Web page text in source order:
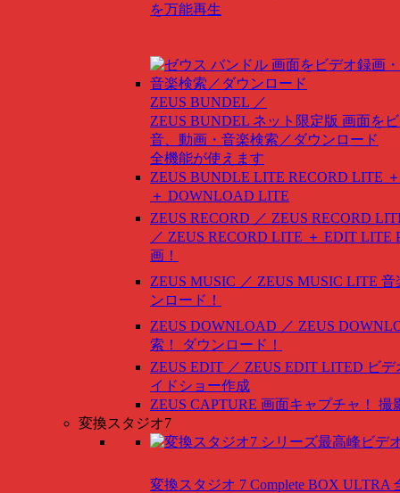
を万能再生
ZEUS BUNDEL ／
ZEUS BUNDEL ネット限定版 画面を
音、動画・音楽検索／ダウンロード
全機能が使えます
ZEUS BUNDLE LITE RECORD LITE
＋ DOWNLOAD LITE
ZEUS RECORD ／ ZEUS RECORD
／ ZEUS RECORD LITE ＋ EDIT LITE
画！
ZEUS MUSIC ／ ZEUS MUSIC LITE 音
ンロード！
ZEUS DOWNLOAD ／ ZEUS
索！ ダウンロード！
ZEUS EDIT ／ ZEUS EDIT LITED ビ
イドショー作成
ZEUS CAPTURE 画面キャプチャ！ 撮
変換スタジオ7
変換スタジオ 7 Complete BOX ULTRA